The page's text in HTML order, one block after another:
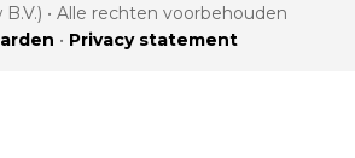
• Alle rechten voorbehouden
• Privacy statement